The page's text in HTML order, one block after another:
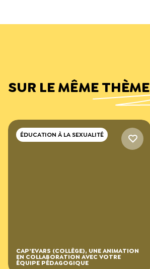
SUR LE MÊME THÈME
ÉDUCATION À LA SEXUALITÉ
CAP’EVARS (COLLÈGE), UNE ANIMATION
EN COLLABORATION AVEC VOTRE
ÉQUIPE PÉDAGOGIQUE